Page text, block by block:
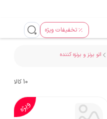
تخفیفات ویژه
اتو برنز و برنزه کننده
10 کالا
ویژه